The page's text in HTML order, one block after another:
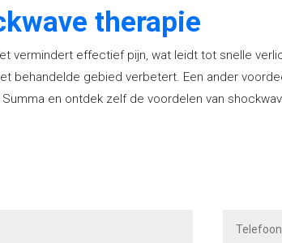
therapie
vermindert effectief pijn, wat leidt tot snelle
behandelde gebied verbetert. Een ander
en ontdek zelf de voordelen van